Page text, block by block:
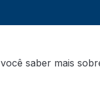
saber mais